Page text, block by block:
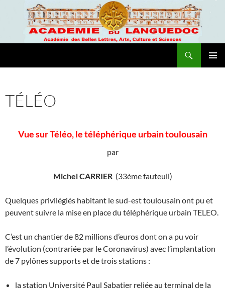
TÉLÉO
Vue sur Téléo, le téléphérique urbain toulousain
par
Michel CARRIER(33ème fauteuil)
Quelques privilégiés habitant le sud-est toulousain ont pu et
peuvent suivre la mise en place du téléphérique urbain TELEO.
C’est un chantier de 82 millions d’euros dont on a pu voir
l’évolution (contrariée par le Coronavirus) avec l’implantation
de 7 pylônes supports et de trois stations :
la station Université Paul Sabatier reliée au terminal de la